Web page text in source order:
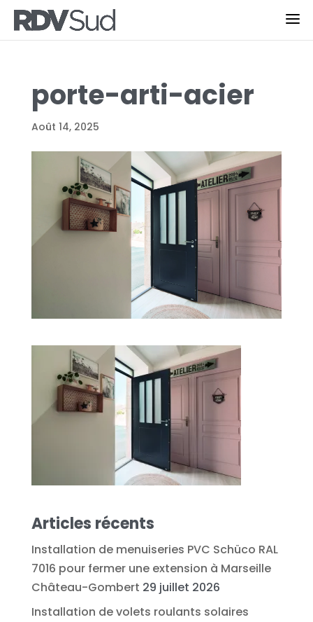
porte-arti-acier
Août 14, 2025
Articles récents
Installation de menuiseries PVC Schüco RAL
7016 pour fermer une extension à Marseille
Château-Gombert 29 juillet 2026
Installation de volets roulants solaires